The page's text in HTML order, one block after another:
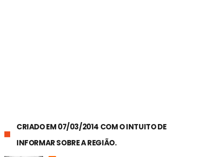
CRIADO EM 07/03/2014 COM O INTUITO DE
INFORMAR SOBRE A REGIÃO.